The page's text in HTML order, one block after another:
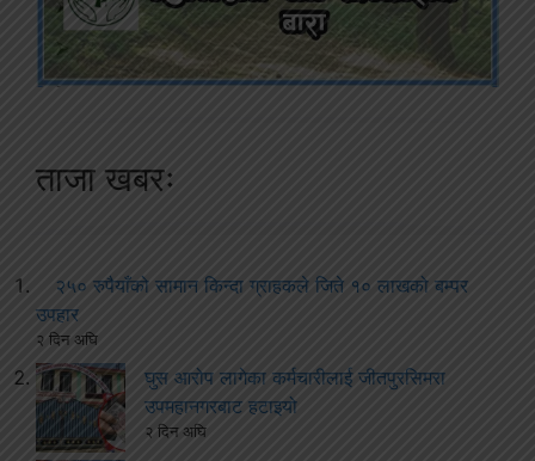
ताजा खबरः
२५० रुपैयाँको सामान किन्दा ग्राहकले जिते १० लाखको बम्पर
उपहार
२ दिन अघि
घुस आरोप लागेका कर्मचारीलाई जीतपुरसिमरा
उपमहानगरबाट हटाइयो
२ दिन अघि